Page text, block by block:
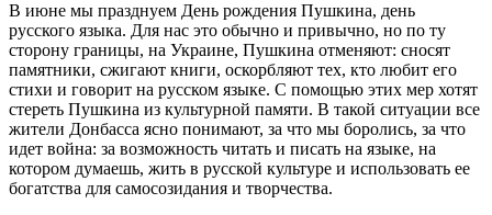
В июне мы празднуем День рождения Пушкина, день
русского языка. Для нас это обычно и привычно, но по ту
сторону границы, на Украине, Пушкина отменяют: сносят
памятники, сжигают книги, оскорбляют тех, кто любит его
стихи и говорит на русском языке. С помощью этих мер хотят
стереть Пушкина из культурной памяти. В такой ситуации все
жители Донбасса ясно понимают, за что мы боролись, за что
идет война: за возможность читать и писать на языке, на
котором думаешь, жить в русской культуре и использовать ее
богатства для самосозидания и творчества.